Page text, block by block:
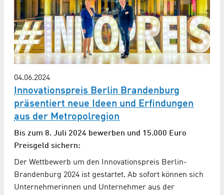
04.06.2024
Innovationspreis Berlin Brandenburg
präsentiert neue Ideen und Erfindungen
aus der Metropolregion
Bis zum 8. Juli 2024 bewerben und 15.000 Euro
Preisgeld sichern:
Der Wettbewerb um den Innovationspreis Berlin-
Brandenburg 2024 ist gestartet. Ab sofort können sich
Unternehmerinnen und Unternehmer aus der